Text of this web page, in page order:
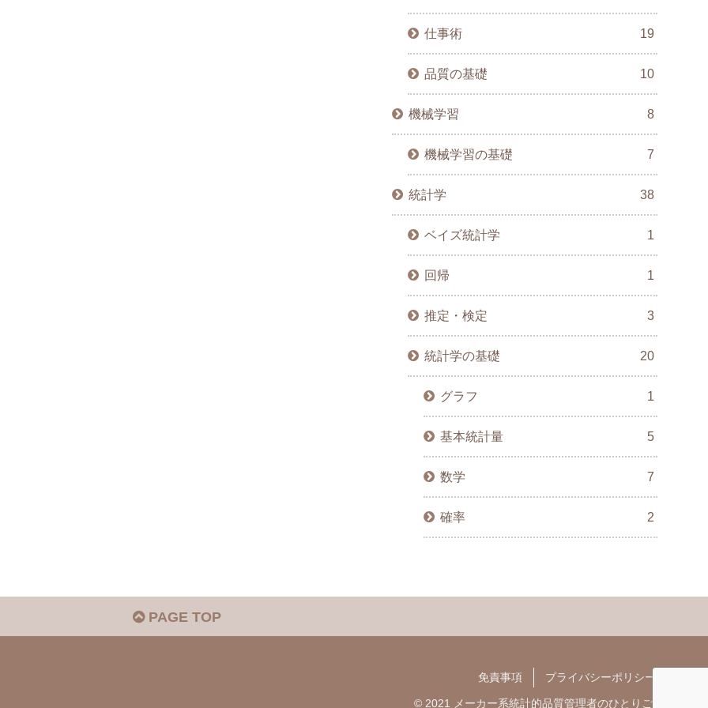
仕事術 19
品質の基礎 10
機械学習 8
機械学習の基礎 7
統計学 38
ベイズ統計学 1
回帰 1
推定・検定 3
統計学の基礎 20
グラフ 1
基本統計量 5
数学 7
確率 2
PAGE TOP
免責事項 プライバシーポリシー
© 2021 メーカー系統計的品質管理者のひとりごと.